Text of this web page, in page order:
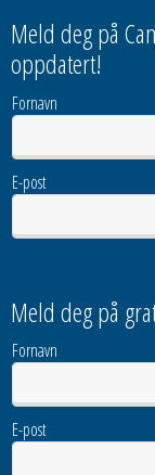
Meld deg på
oppdatert!
Fornavn
E-post
Meld deg på
Fornavn
E-post